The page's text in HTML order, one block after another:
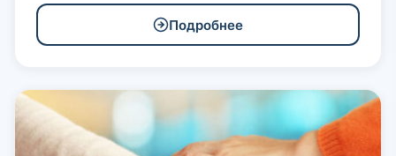
Подробнее